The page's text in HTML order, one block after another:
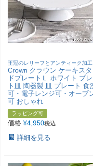
王冠のレリーフとアンティーク加工
Crown クラウン ケーキスタ
ドプレートＬ ホワイト プ
ト皿 陶器製 皿 プレート 食
可・電子レンジ可・オーブ
可 おしゃれ
ラッピング可
価格 ¥4,950税込
詳細を見る